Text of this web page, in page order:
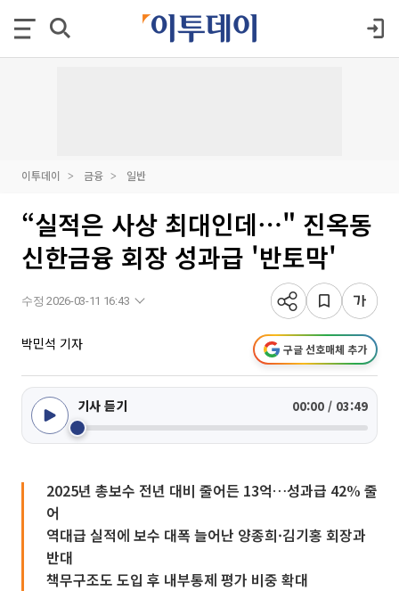
이투데이 금융 일반
“실적은 사상 최대인데⋯" 진옥동
신한금융 회장 성과급 '반토막'
수정 2026-03-11 16:43
박민석 기자 구글 선호매체 추가
기사 듣기 00:00 / 03:49
2025년 총보수 전년 대비 줄어든 13억…성과급 42% 줄
어
역대급 실적에 보수 대폭 늘어난 양종희·김기홍 회장과
반대
책무구조도 도입 후 내부통제 평가 비중 확대